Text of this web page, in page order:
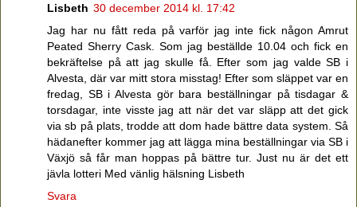
Lisbeth 30 december 2014 kl. 17:42
Jag har nu fått reda på varför jag inte fick någon Amrut
Peated Sherry Cask. Som jag beställde 10.04 och fick en
bekräftelse på att jag skulle få. Efter som jag valde SB i
Alvesta, där var mitt stora misstag! Efter som släppet var en
fredag, SB i Alvesta gör bara beställningar på tisdagar &
torsdagar, inte visste jag att när det var släpp att det gick
via sb på plats, trodde att dom hade bättre data system. Så
hädanefter kommer jag att lägga mina beställningar via SB i
Växjö så får man hoppas på bättre tur. Just nu är det ett
jävla lotteri Med vänlig hälsning Lisbeth
Svara